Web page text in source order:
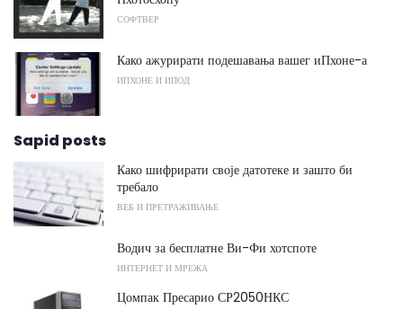
СОФТВЕР
Како ажурирати подешавања вашег иПхоне-а
ИПХОНЕ И ИПОД
Sapid posts
Како шифрирати своје датотеке и зашто би
требало
ВЕБ И ПРЕТРАЖИВАЊЕ
Водич за бесплатне Ви-Фи хотспоте
ИНТЕРНЕТ И МРЕЖА
Цомпак Пресарио СР2050НКС